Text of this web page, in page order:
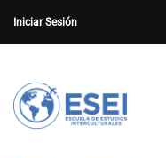
Iniciar Sesión